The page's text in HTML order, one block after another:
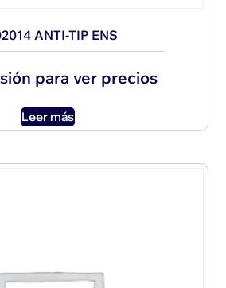
ANTI-TIP ENS
para ver precios
Leer más